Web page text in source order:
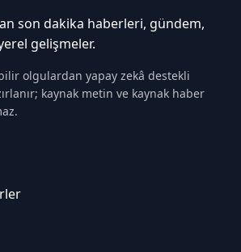
son dakika haberleri, gündem,
gelişmeler.
olgulardan yapay zekâ destekli
kaynak metin ve kaynak haber